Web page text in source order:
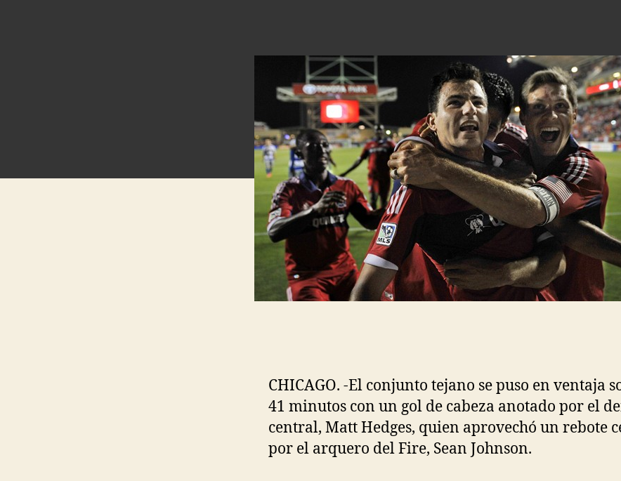
CHICAGO. -El conjunto tejano se puso en ventaja
41 minutos con un gol de cabeza anotado por el
central, Matt Hedges, quien aprovechó un rebote
por el arquero del Fire, Sean Johnson.